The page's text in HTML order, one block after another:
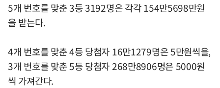
5개 번호를 맞춘 3등 3192명은 각각 154만5698만원
을 받는다.
4개 번호를 맞춘 4등 당첨자 16만1279명은 5만원씩을,
3개 번호를 맞춘 5등 당첨자 268만8906명은 5000원
씩 가져간다.